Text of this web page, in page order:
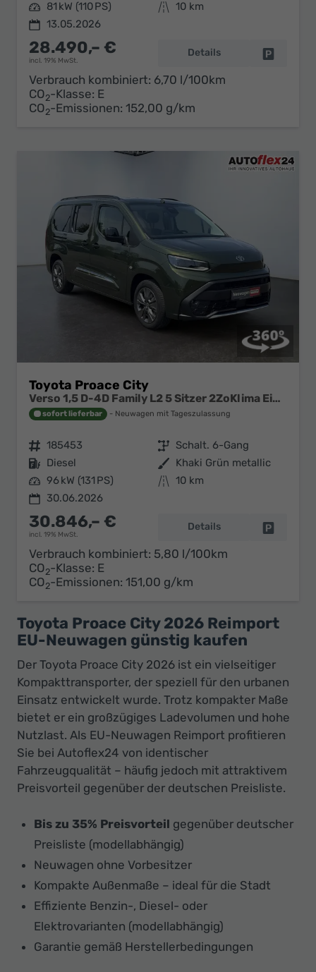
Leistung 81 kW (110 PS) Kilometerstand 10 km
13.05.2026
28.490,– €
incl. 19% MwSt.
Details
Verbrauch kombiniert: 6,70 l/100km
CO2-Klasse: E
CO2-Emissionen: 152,00 g/km
Toyota Proace City
Verso 1,5 D-4D Family L2 5 Sitzer 2ZoKlima Einparkhilfe Apple Kamera 17 Zoll AluTempomat DAB 10 Display
sofort lieferbar Neuwagen mit Tageszulassung
Fahrzeugnr. 185453 Getriebe Schalt. 6-Gang
Kraftstoff Diesel Außenfarbe Khaki Grün metallic
Leistung 96 kW (131 PS) Kilometerstand 10 km
30.06.2026
30.846,– €
incl. 19% MwSt.
Details
Verbrauch kombiniert: 5,80 l/100km
CO2-Klasse: E
CO2-Emissionen: 151,00 g/km
Toyota Proace City 2026 Reimport
EU-Neuwagen günstig kaufen
Der Toyota Proace City 2026 ist ein vielseitiger
Kompakttransporter, der speziell für den urbanen
Einsatz entwickelt wurde. Trotz kompakter Maße
bietet er ein großzügiges Ladevolumen und hohe
Nutzlast. Als EU-Neuwagen Reimport profitieren
Sie bei Autoflex24 von identischer
Fahrzeugqualität – häufig jedoch mit attraktivem
Preisvorteil gegenüber der deutschen Preisliste.
Bis zu 35% Preisvorteil gegenüber deutscher
Preisliste (modellabhängig)
Neuwagen ohne Vorbesitzer
Kompakte Außenmaße – ideal für die Stadt
Effiziente Benzin-, Diesel- oder
Elektrovarianten (modellabhängig)
Garantie gemäß Herstellerbedingungen